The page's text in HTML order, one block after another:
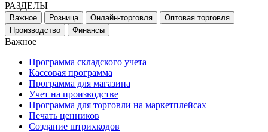
РАЗДЕЛЫ
Важное Розница Онлайн-торговля
Оптовая торговля
Производство
Финансы
Важное
Программа складского учета
Кассовая программа
Программа для магазина
Учет на производстве
Программа для торговли на маркетплейсах
Печать ценников
Создание штрихкодов